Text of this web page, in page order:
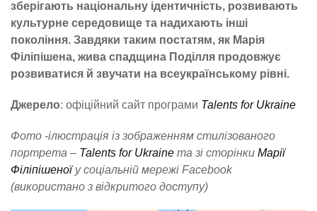
зберігають національну ідентичність, розвивають
культурне середовище та надихають інші
покоління. Завдяки таким постатям, як Марія
Філіпішена, жива спадщина Поділля продовжує
розвиватися й звучати на всеукраїнському рівні.
Джерело: офіційний сайт програми Talents for Ukraine
Фото -ілюстрація із зображенням стилізованого
портрета – Talents for Ukraine та зі сторінки Марії
Філіпішеноїу соціальній мережі Facebook
(використано з відкритого доступу)